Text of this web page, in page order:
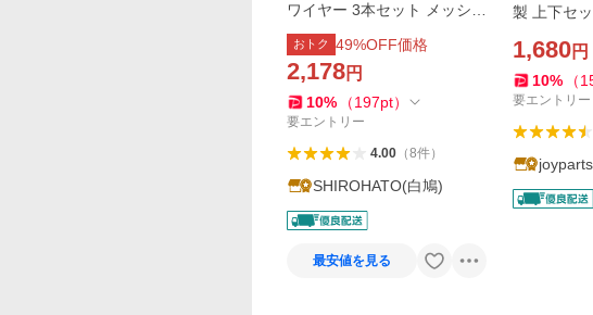
ワイヤー 3本セット メッシュ
ハーフトップ カップ付き ブ
ラトップ 楽ちん 軽い 春夏 暑
さ対策 ムレない Ｍ Ｌ LL
おトク 49%OFF価格
2,178円
10% （197pt）
要エントリー
4.00（8件）
SHIROHATO(白鳩)
最安値を見る
製 上下セ
脇高設計
スッキリ
1,680円
10% （
要エントリー